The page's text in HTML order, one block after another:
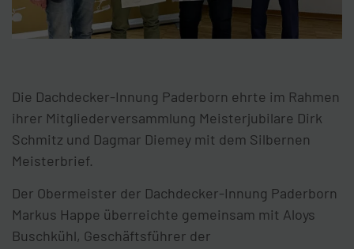
Die Dachdecker-Innung Paderborn ehrte im Rahmen
ihrer Mitgliederversammlung Meisterjubilare Dirk
Schmitz und Dagmar Diemey mit dem Silbernen
Meisterbrief.
Der Obermeister der Dachdecker-Innung Paderborn
Markus Happe überreichte gemeinsam mit Aloys
Buschkühl, Geschäftsführer der